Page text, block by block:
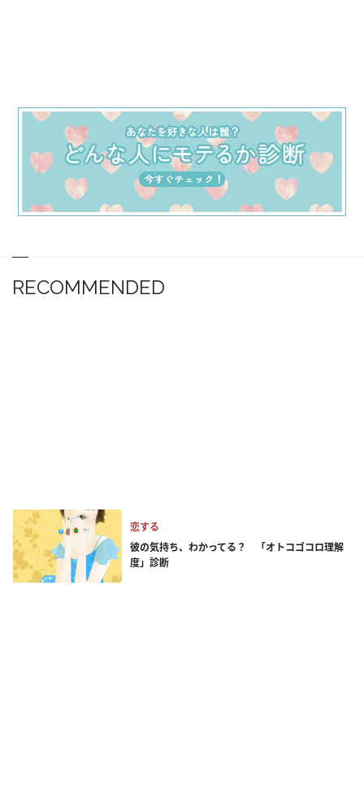
RECOMMENDED
恋する
彼の気持ち、わかってる？ 「オトコゴコロ理解
度」診断